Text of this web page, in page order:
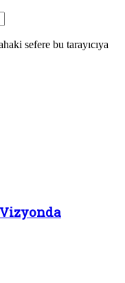
sefere bu tarayıcıya